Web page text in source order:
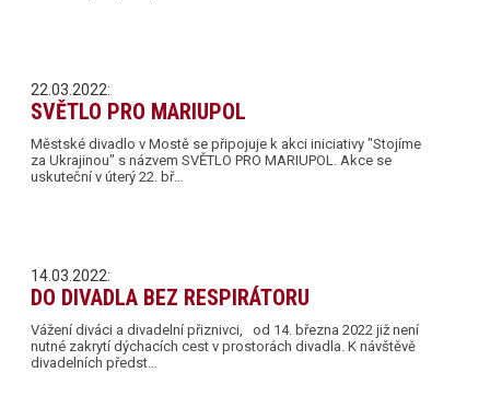
22.03.2022:
SVĚTLO PRO MARIUPOL
Městské divadlo v Mostě se připojuje k akci iniciativy "Stojíme
za Ukrajinou" s názvem SVĚTLO PRO MARIUPOL. Akce se
uskuteční v úterý 22. bř…
14.03.2022:
DO DIVADLA BEZ RESPIRÁTORU
Vážení diváci a divadelní přiznivci, od 14. března 2022 již není
nutné zakrytí dýchacích cest v prostorách divadla. K návštěvě
divadelních předst…